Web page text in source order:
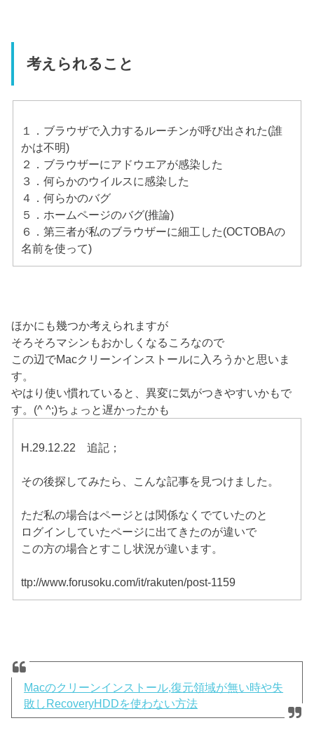
考えられること
１．ブラウザで入力するルーチンが呼び出された(誰
かは不明)
２．ブラウザーにアドウエアが感染した
３．何らかのウイルスに感染した
４．何らかのバグ
５．ホームページのバグ(推論)
６．第三者が私のブラウザーに細工した(OCTOBAの
名前を使って)
ほかにも幾つか考えられますが
そろそろマシンもおかしくなるころなので
この辺でMacクリーンインストールに入ろうかと思いま
す。
やはり使い慣れていると、異変に気がつきやすいかもで
す。(^ ^;)ちょっと遅かったかも
H.29.12.22 追記；
その後探してみたら、こんな記事を見つけました。
ただ私の場合はページとは関係なくでていたのと
ログインしていたページに出てきたのが違いで
この方の場合とすこし状況が違います。
ttp://www.forusoku.com/it/rakuten/post-1159
Macのクリーンインストール,復元領域が無い時や失
敗しRecoveryHDDを使わない方法